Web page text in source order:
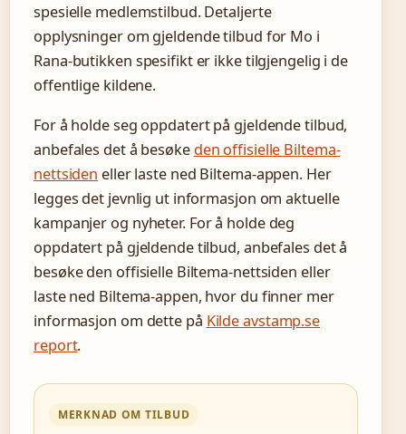
spesielle medlemstilbud. Detaljerte
opplysninger om gjeldende tilbud for Mo i
Rana-butikken spesifikt er ikke tilgjengelig i de
offentlige kildene.
For å holde seg oppdatert på gjeldende tilbud,
anbefales det å besøke den offisielle Biltema-
nettsiden eller laste ned Biltema-appen. Her
legges det jevnlig ut informasjon om aktuelle
kampanjer og nyheter. For å holde deg
oppdatert på gjeldende tilbud, anbefales det å
besøke den offisielle Biltema-nettsiden eller
laste ned Biltema-appen, hvor du finner mer
informasjon om dette på Kilde avstamp.se
report.
MERKNAD OM TILBUD